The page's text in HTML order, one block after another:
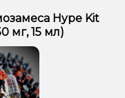
Hype Kit
мг, 15 мл)